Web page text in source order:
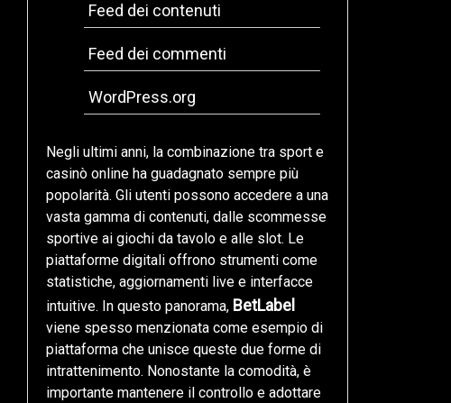
Feed dei contenuti
Feed dei commenti
WordPress.org
Negli ultimi anni, la combinazione tra sport e
casinò online ha guadagnato sempre più
popolarità. Gli utenti possono accedere a una
vasta gamma di contenuti, dalle scommesse
sportive ai giochi da tavolo e alle slot. Le
piattaforme digitali offrono strumenti come
statistiche, aggiornamenti live e interfacce
intuitive. In questo panorama, BetLabel
viene spesso menzionata come esempio di
piattaforma che unisce queste due forme di
intrattenimento. Nonostante la comodità, è
importante mantenere il controllo e adottare